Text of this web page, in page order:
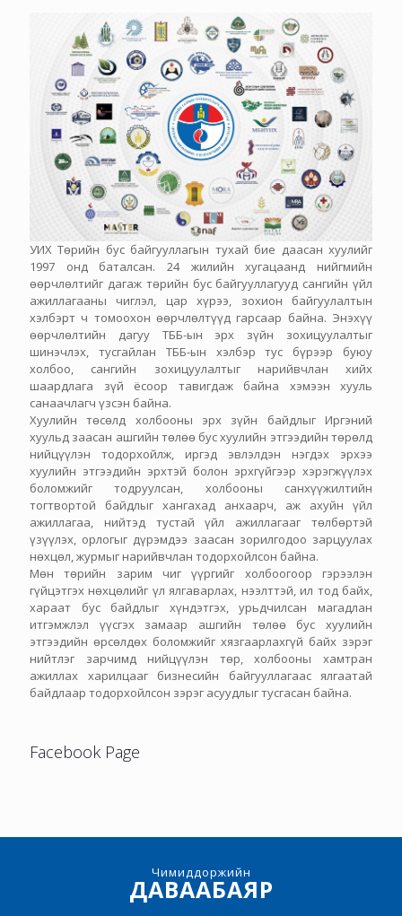
УИХ Төрийн бус байгууллагын тухай бие даасан хуулийг
1997 онд баталсан. 24 жилийн хугацаанд нийгмийн
өөрчлөлтийг дагаж төрийн бус байгууллагууд сангийн үйл
ажиллагааны чиглэл, цар хүрээ, зохион байгуулалтын
хэлбэрт ч томоохон өөрчлөлтүүд гарсаар байна. Энэхүү
өөрчлөлтийн дагуу ТББ-ын эрх зүйн зохицуулалтыг
шинэчлэх, тусгайлан ТББ-ын хэлбэр тус бүрээр буюу
холбоо, сангийн зохицуулалтыг нарийвчлан хийх
шаардлага зүй ёсоор тавигдаж байна хэмээн хууль
санаачлагч үзсэн байна.
Хуулийн төсөлд холбооны эрх зүйн байдлыг Иргэний
хуульд заасан ашгийн төлөө бус хуулийн этгээдийн төрөлд
нийцүүлэн тодорхойлж, иргэд эвлэлдэн нэгдэх эрхээ
хуулийн этгээдийн эрхтэй болон эрхгүйгээр хэрэгжүүлэх
боломжийг тодруулсан, холбооны санхүүжилтийн
тогтвортой байдлыг хангахад анхаарч, аж ахуйн үйл
ажиллагаа, нийтэд тустай үйл ажиллагааг төлбөртэй
үзүүлэх, орлогыг дүрэмдээ заасан зорилгодоо зарцуулах
нөхцөл, журмыг нарийвчлан тодорхойлсон байна.
Мөн төрийн зарим чиг үүргийг холбоогоор гэрээлэн
гүйцэтгэх нөхцөлийг үл ялгаварлах, нээлттэй, ил тод байх,
хараат бус байдлыг хүндэтгэх, урьдчилсан магадлан
итгэмжлэл үүсгэх замаар ашгийн төлөө бус хуулийн
этгээдийн өрсөлдөх боломжийг хязгаарлахгүй байх зэрэг
нийтлэг зарчимд нийцүүлэн төр, холбооны хамтран
ажиллах харилцааг бизнесийн байгууллагаас ялгаатай
байдлаар тодорхойлсон зэрэг асуудлыг тусгасан байна.
Facebook Page
Чимиддоржийн
ДАВААБАЯР